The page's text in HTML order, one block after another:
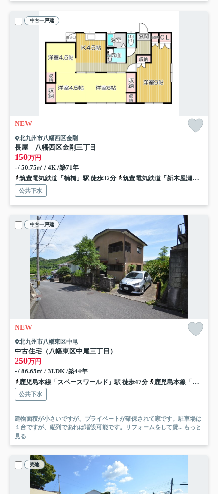
中古一戸建
NEW
北九州市八幡西区金剛
長屋 八幡西区金剛三丁目
150万円
- / 50.75㎡ / 4K /築71年
筑豊電気鉄道「楠橋」駅 徒歩32分
筑豊電気鉄道「新木屋瀬」駅 徒歩29分
公共下水
中古一戸建
NEW
北九州市八幡東区中尾
中古住宅（八幡東区中尾三丁目）
250万円
- / 86.65㎡ / 3LDK /築44年
鹿児島本線「スペースワールド」駅 徒歩47分
鹿児島本線「枝光」駅 徒歩51分
公共下水
建物面積が小さいですが、プライベートが確保されて家です。駐車場は
１台ですが、縦列であれば増設可能です。リフォームをして賃... もっと
見る
売地